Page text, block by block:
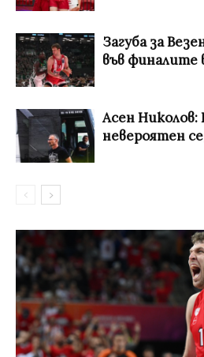
Загуба за
във финалите
Асен Николов:
невероятен